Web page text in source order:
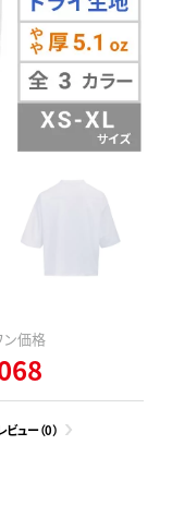
ン価格
ビュー（0）